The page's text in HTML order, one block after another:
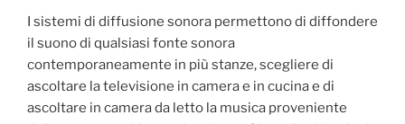
I sistemi di diffusione sonora permettono di diffondere
il suono di qualsiasi fonte sonora
contemporaneamente in più stanze, scegliere di
ascoltare la televisione in camera e in cucina e di
ascoltare in camera da letto la musica proveniente